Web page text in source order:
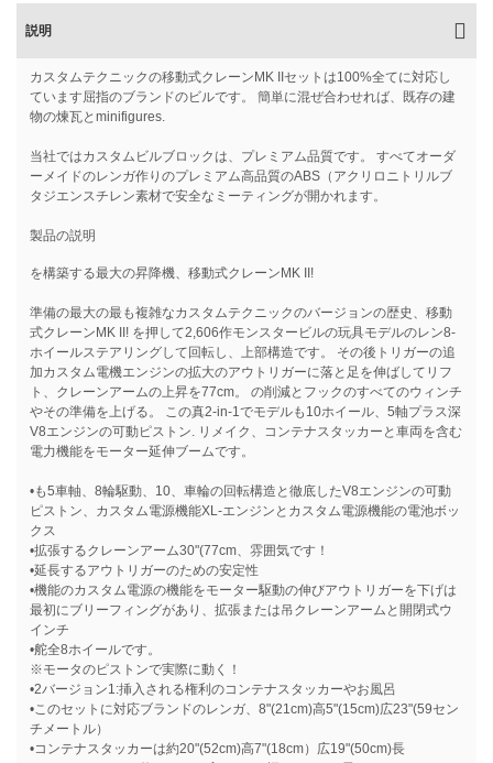
説明
カスタムテクニックの移動式クレーンMK IIセットは100%全てに対応し
ています屈指のブランドのビルです。 簡単に混ぜ合わせれば、既存の建
物の煉瓦とminifigures.
当社ではカスタムビルブロックは、プレミアム品質です。 すべてオーダ
ーメイドのレンガ作りのプレミアム高品質のABS（アクリロニトリルブ
タジエンスチレン素材で安全なミーティングが開かれます。
製品の説明
を構築する最大の昇降機、移動式クレーンMK II!
準備の最大の最も複雑なカスタムテクニックのバージョンの歴史、移動
式クレーンMK II! を押して2,606作モンスタービルの玩具モデルのレン8-
ホイールステアリングして回転し、上部構造です。 その後トリガーの追
加カスタム電機エンジンの拡大のアウトリガーに落と足を伸ばしてリフ
ト、クレーンアームの上昇を77cm。 の削減とフックのすべてのウィンチ
やその準備を上げる。 この真2-in-1でモデルも10ホイール、5軸プラス深
V8エンジンの可動ピストン. リメイク、コンテナスタッカーと車両を含む
電力機能をモーター延伸ブームです。
•も5車軸、8輪駆動、10、車輪の回転構造と徹底したV8エンジンの可動
ピストン、カスタム電源機能XL-エンジンとカスタム電源機能の電池ボッ
クス
•拡張するクレーンアーム30"(77cm、雰囲気です！
•延長するアウトリガーのための安定性
•機能のカスタム電源の機能をモーター駆動の伸びアウトリガーを下げは
最初にブリーフィングがあり、拡張または吊クレーンアームと開閉式ウ
インチ
•舵全8ホイールです。
※モータのピストンで実際に動く！
•2バージョン1:挿入される権利のコンテナスタッカーやお風呂
•このセットに対応ブランドのレンガ、8"(21cm)高5"(15cm)広23"(59セン
チメートル）
•コンテナスタッカーは約20"(52cm)高7"(18cm）広19"(50cm)長